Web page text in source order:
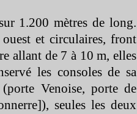
1.200 mètres de long.
et circulaires, front
allant de 7 à 10 m, elles
les consoles de sa
Venoise, porte de
seules les deux